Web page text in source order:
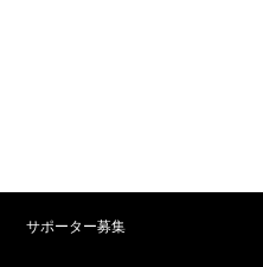
サポーター募集